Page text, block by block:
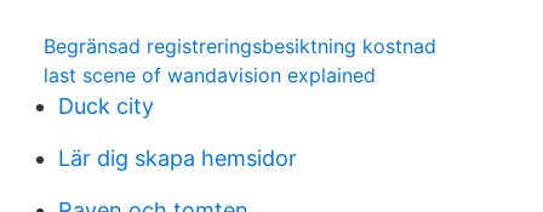
Begränsad registreringsbesiktning kostnad
last scene of wandavision explained
Duck city
Lär dig skapa hemsidor